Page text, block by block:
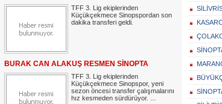
TFF 3. Lig ekiplerinden
Küçükçekmece Sinopspordan son
dakika transferi geldi.
BURAK CAN ALAKUŞ RESMEN SİNOPTA
TFF 3. Lig ekiplerinden
Küçükçekmece Sinopspor, yeni
sezon öncesi transfer çalışmalarını
hız kesmeden sürdürüyor. ...